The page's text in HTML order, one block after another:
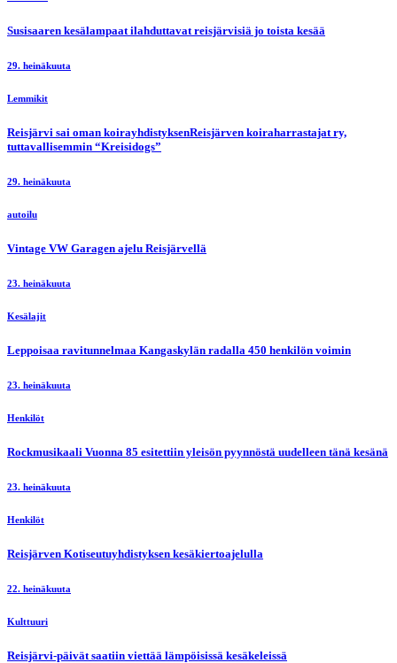
Susisaaren kesälampaat ilahduttavat reisjärvisiä jo toista kesää
29. heinäkuuta
Lemmikit
Reisjärvi sai oman koirayhdistyksenReisjärven koiraharrastajat ry,
tuttavallisemmin “Kreisidogs”
29. heinäkuuta
autoilu
Vintage VW Garagen ajelu Reisjärvellä
23. heinäkuuta
Kesälajit
Leppoisaa ravitunnelmaa Kangaskylän radalla 450 henkilön voimin
23. heinäkuuta
Henkilöt
Rockmusikaali Vuonna 85 esitettiin yleisön pyynnöstä uudelleen tänä kesänä
23. heinäkuuta
Henkilöt
Reisjärven Kotiseutuyhdistyksen kesäkiertoajelulla
22. heinäkuuta
Kulttuuri
Reisjärvi-päivät saatiin viettää lämpöisissä kesäkeleissä